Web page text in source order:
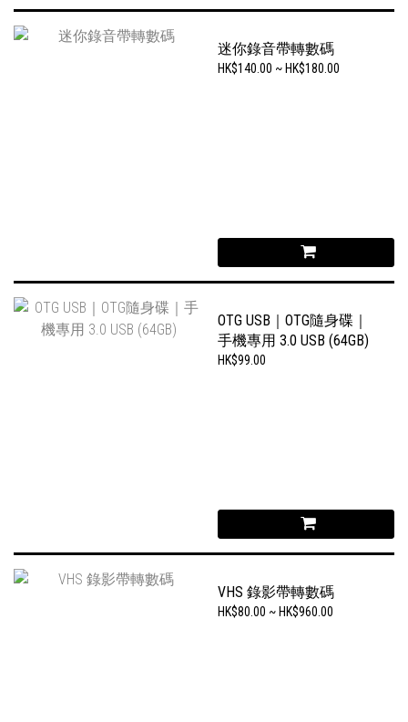
迷你錄音帶轉數碼
HK$140.00 ~ HK$180.00
OTG USB｜OTG隨身碟｜
手機專用 3.0 USB (64GB)
HK$99.00
VHS 錄影帶轉數碼
HK$80.00 ~ HK$960.00